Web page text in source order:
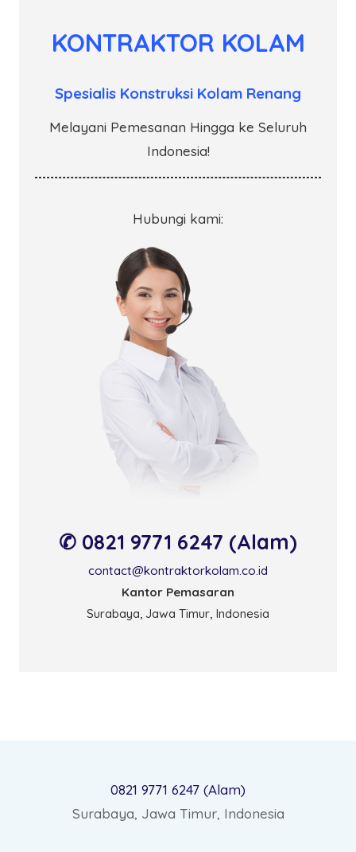
KONTRAKTOR KOLAM
Spesialis Konstruksi Kolam Renang
Melayani Pemesanan Hingga ke Seluruh
Indonesia!
Hubungi kami:
✆ 0821 9771 6247 (Alam)
contact@kontraktorkolam.co.id
Kantor Pemasaran
Surabaya, Jawa Timur, Indonesia
0821 9771 6247 (Alam)
Surabaya, Jawa Timur, Indonesia